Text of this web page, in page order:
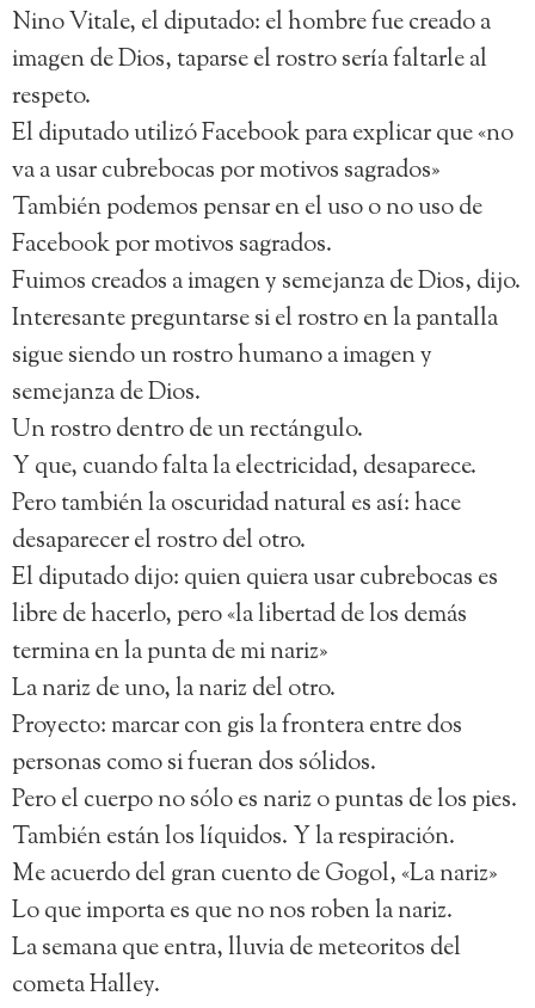
Nino Vitale, el diputado: el hombre fue creado a
imagen de Dios, taparse el rostro sería faltarle al
respeto.
El diputado utilizó Facebook para explicar que «no
va a usar cubrebocas por motivos sagrados»
También podemos pensar en el uso o no uso de
Facebook por motivos sagrados.
Fuimos creados a imagen y semejanza de Dios, dijo.
Interesante preguntarse si el rostro en la pantalla
sigue siendo un rostro humano a imagen y
semejanza de Dios.
Un rostro dentro de un rectángulo.
Y que, cuando falta la electricidad, desaparece.
Pero también la oscuridad natural es así: hace
desaparecer el rostro del otro.
El diputado dijo: quien quiera usar cubrebocas es
libre de hacerlo, pero «la libertad de los demás
termina en la punta de mi nariz»
La nariz de uno, la nariz del otro.
Proyecto: marcar con gis la frontera entre dos
personas como si fueran dos sólidos.
Pero el cuerpo no sólo es nariz o puntas de los pies.
También están los líquidos. Y la respiración.
Me acuerdo del gran cuento de Gogol, «La nariz»
Lo que importa es que no nos roben la nariz.
La semana que entra, lluvia de meteoritos del
cometa Halley.